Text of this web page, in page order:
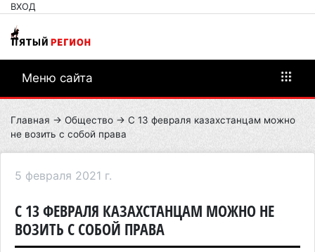
ВХОД
Меню сайта
Главная → Общество → С 13 февраля казахстанцам можно
не возить с собой права
5 февраля 2021 г.
С 13 ФЕВРАЛЯ КАЗАХСТАНЦАМ МОЖНО НЕ
ВОЗИТЬ С СОБОЙ ПРАВА